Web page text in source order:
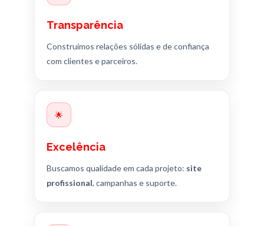
Transparência
Construímos relações sólidas e de confiança
com clientes e parceiros.
🌟
Excelência
Buscamos qualidade em cada projeto: site
profissional, campanhas e suporte.